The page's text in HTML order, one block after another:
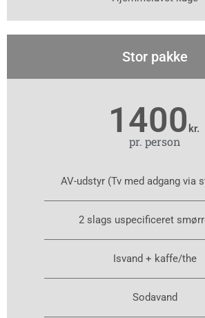
Stor pakke
1400 kr.
pr. person
AV-udstyr (Tv med adgang via
2 slags uspecificeret
Isvand + kaffe/the
Sodavand